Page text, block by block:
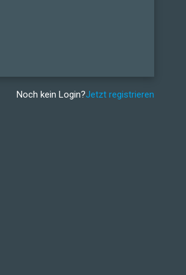
Noch kein Login?Jetzt registrieren